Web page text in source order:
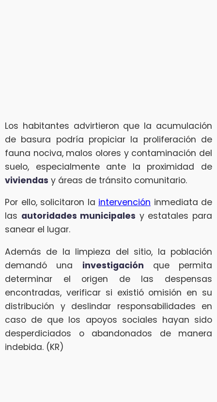
Los habitantes advirtieron que la acumulación
de basura podría propiciar la proliferación de
fauna nociva, malos olores y contaminación del
suelo, especialmente ante la proximidad de
viviendas y áreas de tránsito comunitario.
Por ello, solicitaron la intervención inmediata de
las autoridades municipales y estatales para
sanear el lugar.
Además de la limpieza del sitio, la población
demandó una investigación que permita
determinar el origen de las despensas
encontradas, verificar si existió omisión en su
distribución y deslindar responsabilidades en
caso de que los apoyos sociales hayan sido
desperdiciados o abandonados de manera
indebida. (KR)